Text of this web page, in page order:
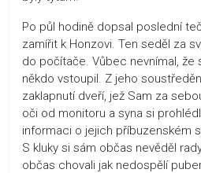
Po půl hodině dopsal poslední
zamířit k Honzovi. Ten seděl za
do počítače. Vůbec nevnímal, že
někdo vstoupil. Z jeho
zaklapnutí dveří, jež Sam za
oči od monitoru a syna si
informaci o jejich příbuzenském
S kluky si sám občas nevěděl
občas chovali jak nedospělí